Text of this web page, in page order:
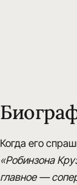
Когда его
«Робинзона
главное —